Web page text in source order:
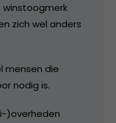
winstoogmerk
zich wel anders
mensen die
nodig is.
)overheden